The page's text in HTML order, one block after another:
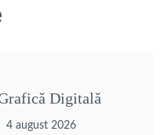
Digitală
4 august 2026